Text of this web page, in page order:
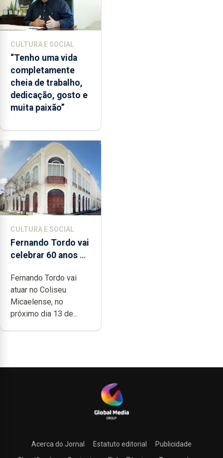
CULTURA E SOCIAL
“Tenho uma vida
completamente
cheia de trabalho,
dedicação, gosto e
muita paixão”
CULTURA E SOCIAL
Fernando Tordo vai
celebrar 60 anos de
Micaelense
Fernando Tordo vai
atuar no Coliseu
Micaelense, no
próximo dia 13 de...
Acerca do Jornal Estatuto editorial
Publicidade